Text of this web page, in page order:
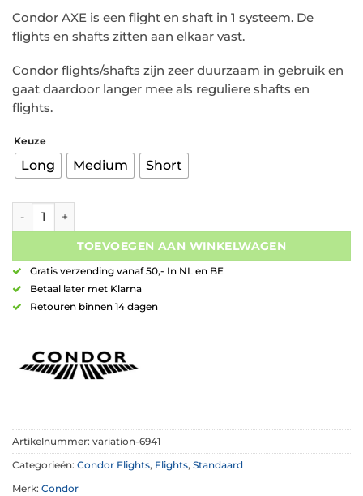
Condor AXE is een flight en shaft in 1 systeem. De
flights en shafts zitten aan elkaar vast.
Condor flights/shafts zijn zeer duurzaam in gebruik en
gaat daardoor langer mee als reguliere shafts en
flights.
Keuze
Long Medium Short
Condor AXE Flight Metallic Std. Champaign Gold aantal
TOEVOEGEN AAN WINKELWAGEN
Gratis verzending vanaf 50,- In NL en BE
Betaal later met Klarna
Retouren binnen 14 dagen
Artikelnummer: variation-6941
Categorieën: Condor Flights, Flights, Standaard
Merk: Condor